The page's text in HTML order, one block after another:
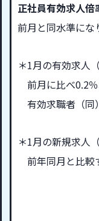
正社員有効求人倍
前月と同水準にな
＊1月の有効求人
前月に比べ0.2％
有効求職者（同
＊1月の新規求人
前年同月と比較